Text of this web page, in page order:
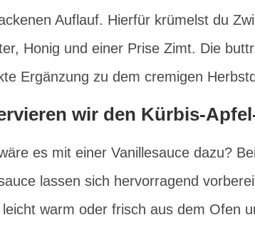
Auflauf. Hierfür krümelst du
Honig und einer Prise Zimt. Die
Ergänzung zu dem cremigen
wir den Kürbis-
es mit einer Vanillesauce dazu?
lassen sich hervorragend
warm oder frisch aus dem Ofen